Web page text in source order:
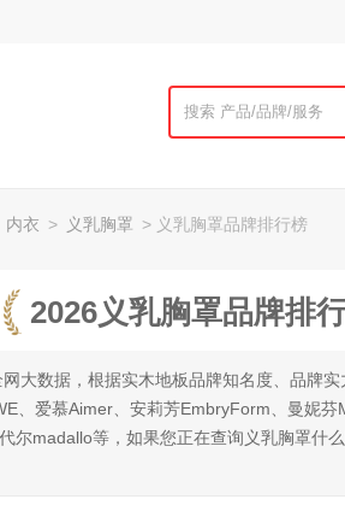
内衣 > 义乳胸罩 > 义乳胸罩品牌排行榜
2026义乳胸罩品牌排
大数据，根据实木地板品牌知名度、品牌
、爱慕Aimer、安莉芳EmbryForm、曼妮芬
尔madallo等，如果您正在查询义乳胸罩什